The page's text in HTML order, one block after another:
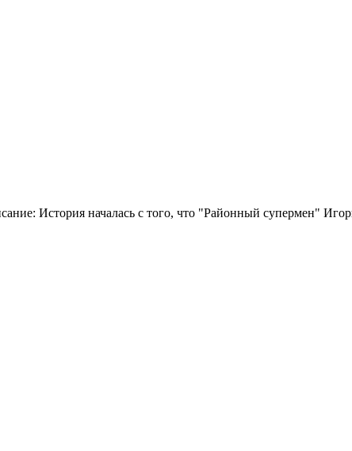
История началась с того, что "Районный супермен"